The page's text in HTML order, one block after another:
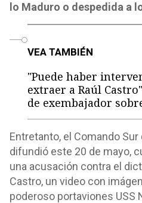
lo Maduro o despedida a
VEA TAMBIÉN
"Puede haber
extraer a Raúl
de exembajador
Entretanto, el Comando
difundió este 20 de mayo,
una acusación contra el
Castro, un video con
poderoso portaviones USS